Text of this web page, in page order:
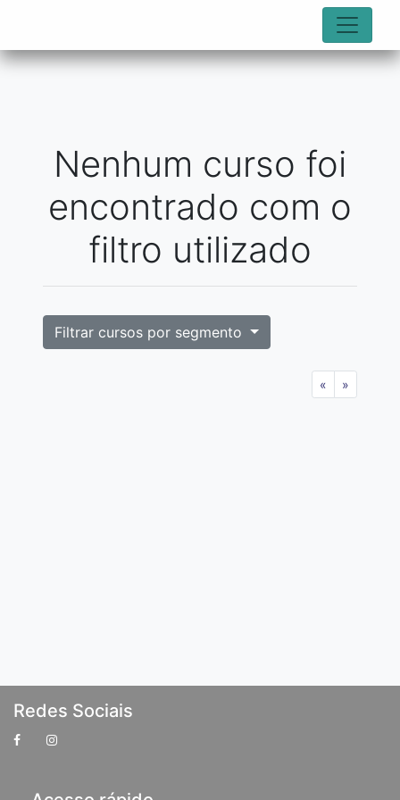
Nenhum curso foi
encontrado com o
filtro utilizado
Filtrar cursos por segmento
« »
Redes Sociais